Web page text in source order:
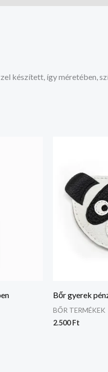
készített, így méretében,
Bőr gyerek
BŐR TERMÉKEK
2.500Ft